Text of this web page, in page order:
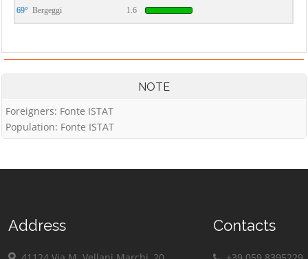
69° Bergeggi 1.6
NOTE
Foreigners: Fonte ISTAT
Population: Fonte ISTAT
Address Contacts